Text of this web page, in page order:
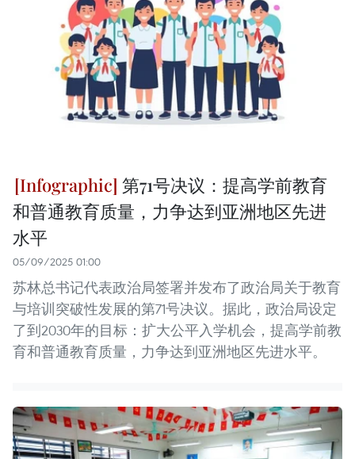
第71号决议：提高学前教育
和普通教育质量，力争达到亚洲地区先进
水平
05/09/2025 01:00
苏林总书记代表政治局签署并发布了政治局关于教育
与培训突破性发展的第71号决议。据此，政治局设定
了到2030年的目标：扩大公平入学机会，提高学前教
育和普通教育质量，力争达到亚洲地区先进水平。